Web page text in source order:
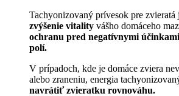
Tachyonizovaný prívesok pre zvieratá
zvýšenie vitality vášho domáceho
ochranu pred negatívnymi
polí.
V prípadoch, kde je domáce zviera
alebo zraneniu, energia
navrátiť zvieratku rovnováhu.